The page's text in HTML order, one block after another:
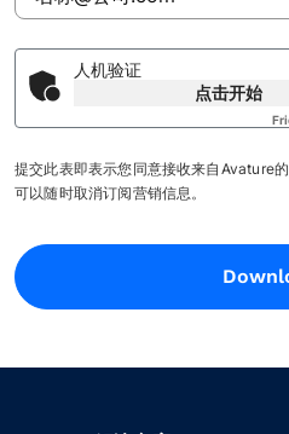
人机验证
点击开始
提交此表即表示您同意接收来自Avature
可以随时取消订阅营销信息。